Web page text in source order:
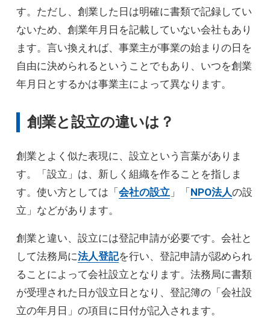
す。ただし、創業した日は明確に書類で記録してい
ないため、創業年月日を記載していない会社もあり
ます。言い換えれば、事業主が事業の始まりの日を
自由に決められるということでもあり、いつを創業
年月日とするかは事業主によって異なります。
創業と設立の違いは？
創業とよく似た表現に、設立という言葉がありま
す。「設立」は、新しく組織を作ることを指しま
す。使い方としては「会社の設立 」「NPO法人の設
立」などがあります。
創業と違い、設立には登記申請が必要です。会社と
して法務局に法人登記を行い、登記申請が認められ
ることによって会社設立となります。法務局に書類
が受理された日が設立日となり、登記簿の「会社設
立の年月日」の項目に日付が記入されます。